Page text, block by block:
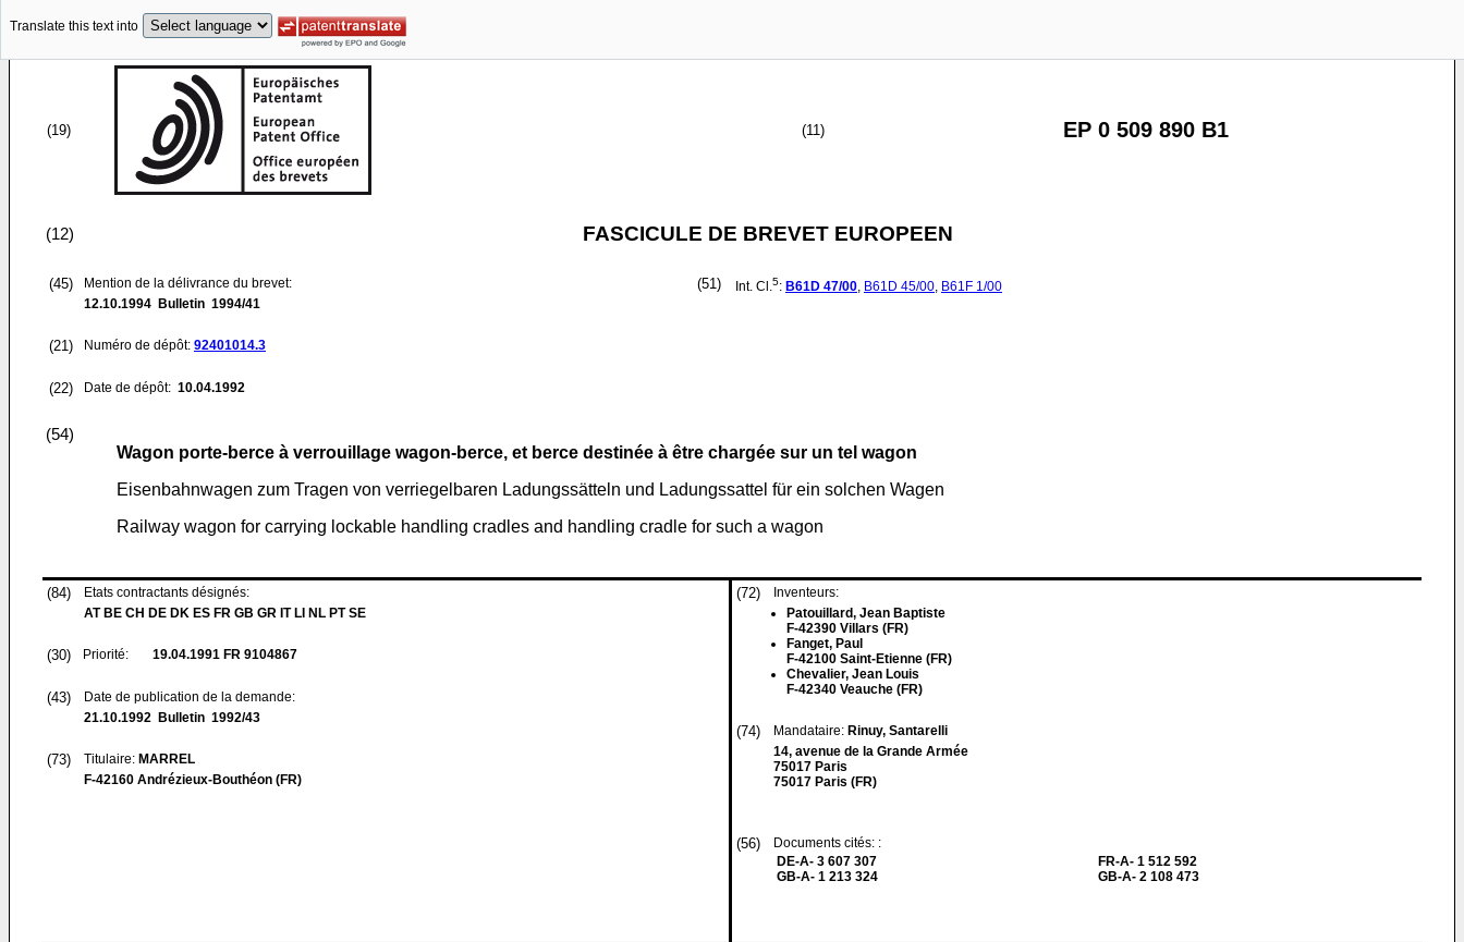
Translate this text into
(19) (11) EP 0 509 890 B1
(12) FASCICULE DE BREVET EUROPEEN
(45)
Mention de la délivrance du brevet:
12.10.1994 Bulletin 1994/41
(21) Numéro de dépôt: 92401014.3
(22) Date de dépôt: 10.04.1992
(51) Int. Cl.5: B61D 47/00, B61D 45/00, B61F 1/00
(54)
Wagon porte-berce à verrouillage wagon-berce, et berce destinée à être chargée sur un tel wagon
Eisenbahnwagen zum Tragen von verriegelbaren Ladungssätteln und Ladungssattel für ein solchen Wagen
Railway wagon for carrying lockable handling cradles and handling cradle for such a wagon
(84)
Etats contractants désignés:
AT BE CH DE DK ES FR GB GR IT LI NL PT SE
(30) Priorité: 19.04.1991 FR 9104867
(43)
Date de publication de la demande:
21.10.1992 Bulletin 1992/43
(73) Titulaire: MARREL
F-42160 Andrézieux-Bouthéon (FR)
(72)
Inventeurs:
Patouillard, Jean Baptiste
F-42390 Villars (FR)
Fanget, Paul
F-42100 Saint-Etienne (FR)
Chevalier, Jean Louis
F-42340 Veauche (FR)
(74) Mandataire: Rinuy, Santarelli
14, avenue de la Grande Armée
75017 Paris
75017 Paris (FR)
(56)
Documents cités: :
DE-A- 3 607 307
GB-A- 1 213 324
FR-A- 1 512 592
GB-A- 2 108 473